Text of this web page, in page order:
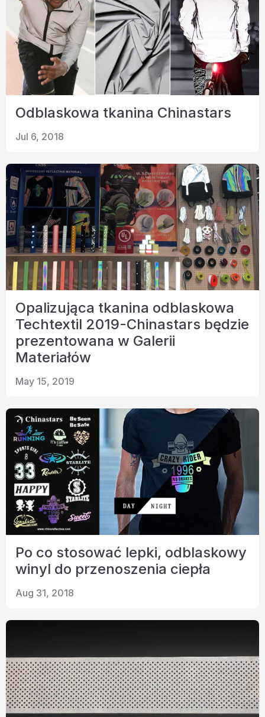
Odblaskowa tkanina Chinastars
Jul 6, 2018
Opalizująca tkanina odblaskowa
Techtextil 2019-Chinastars będzie
prezentowana w Galerii
Materiałów
May 15, 2019
Po co stosować lepki, odblaskowy
winyl do przenoszenia ciepła
Aug 31, 2018